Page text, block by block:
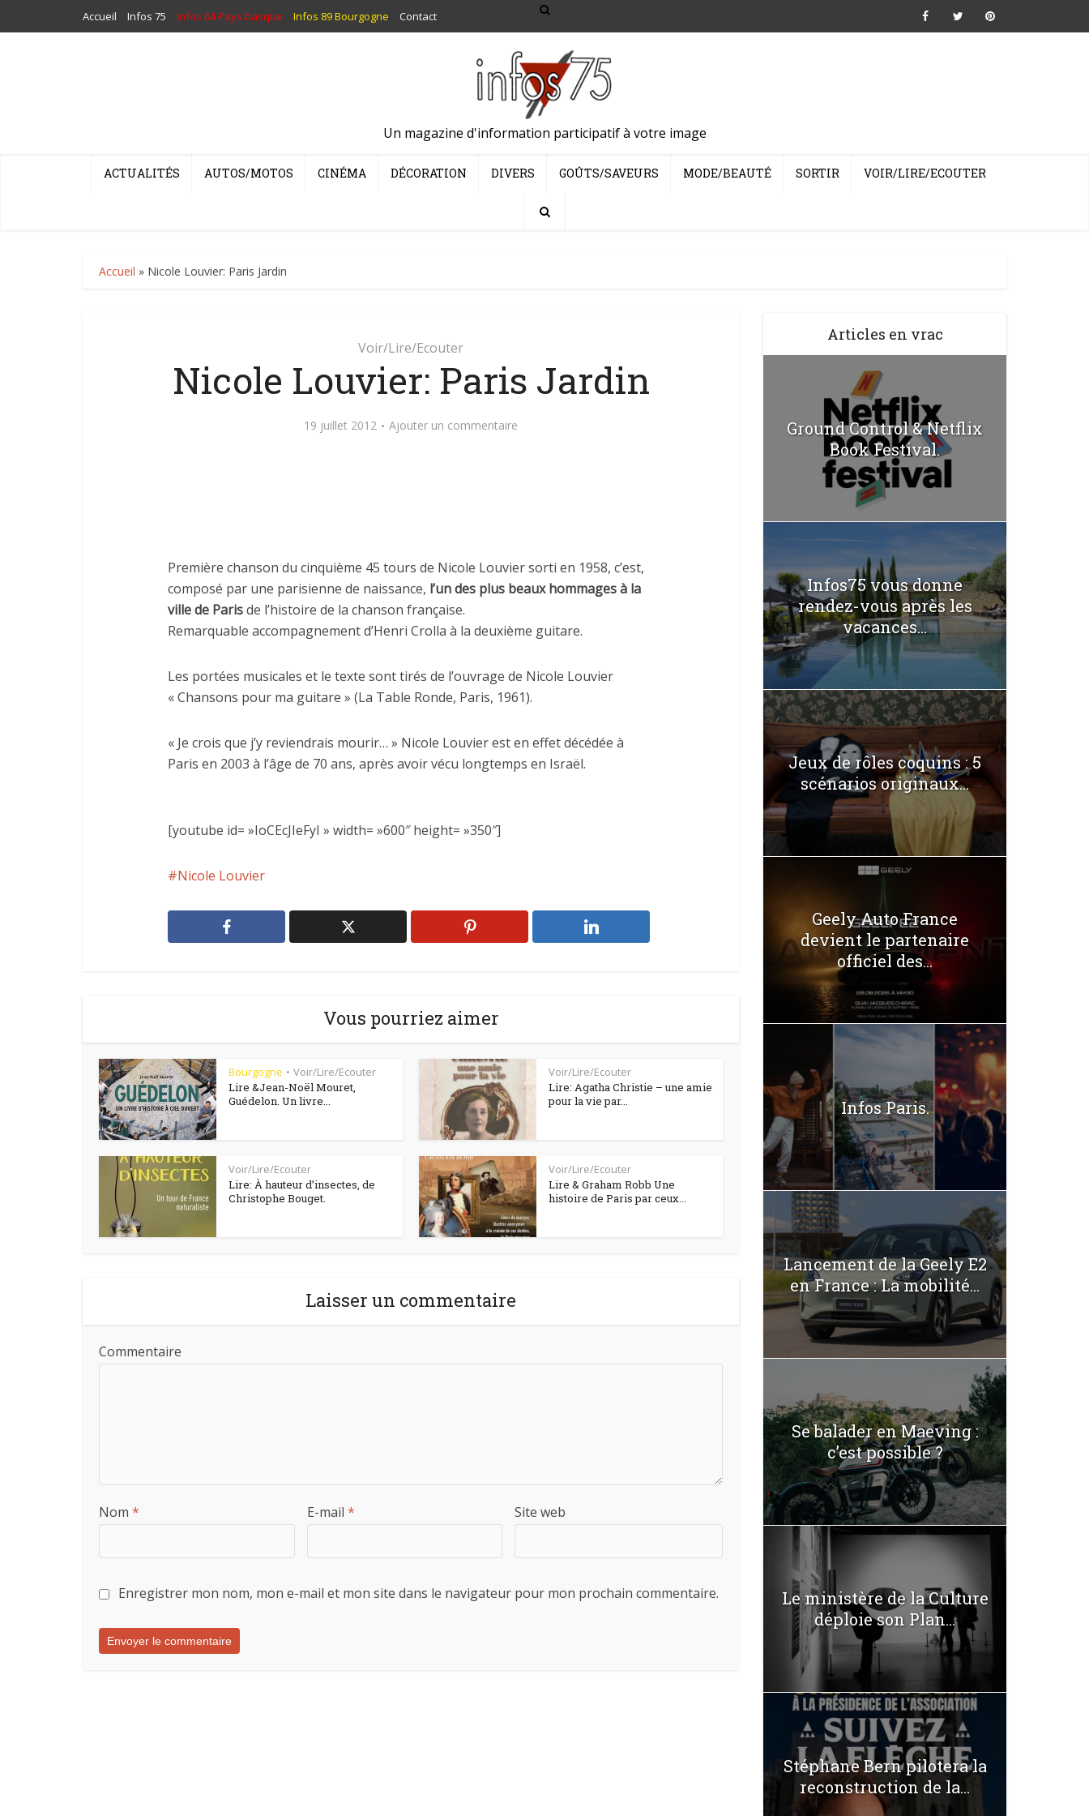
Accueil Infos 75 Infos 64 Pays basque Infos 89 Bourgogne Contact
Un magazine d'information participatif à votre image
ACTUALITÉS AUTOS/MOTOS CINÉMA DÉCORATION DIVERS GOÛTS/SAVEURS MODE/BEAUTÉ SORTIR VOIR/LIRE/ECOUTER
Accueil » Nicole Louvier: Paris Jardin
Voir/Lire/Ecouter
Nicole Louvier: Paris Jardin
19 juillet 2012 Ajouter un commentaire
Première chanson du cinquième 45 tours de Nicole Louvier sorti en 1958, c’est,
composé par une parisienne de naissance, l’un des plus beaux hommages à la
ville de Parisde l’histoire de la chanson française.
Remarquable accompagnement d’Henri Crolla à la deuxième guitare.
Les portées musicales et le texte sont tirés de l’ouvrage de Nicole Louvier
« Chansons pour ma guitare » (La Table Ronde, Paris, 1961).
« Je crois que j’y reviendrais mourir… » Nicole Louvier est en effet décédée à
Paris en 2003 à l’âge de 70 ans, après avoir vécu longtemps en Israël.
[youtube id= »IoCEcJIeFyI » width= »600″ height= »350″]
Nicole Louvier
Vous pourriez aimer
Bourgogne • Voir/Lire/Ecouter
Lire &Jean-Noël Mouret,
Guédelon. Un livre...
Voir/Lire/Ecouter
Lire: Agatha Christie – une amie
pour la vie par...
Voir/Lire/Ecouter
Lire: À hauteur d’insectes, de
Christophe Bouget.
Voir/Lire/Ecouter
Lire & Graham Robb Une
histoire de Paris par ceux...
Laisser un commentaire
Commentaire
Nom * E-mail * Site web
Enregistrer mon nom, mon e-mail et mon site dans le navigateur pour mon prochain commentaire.
Articles en vrac
Ground Control & Netflix
Book Festival.
Infos75 vous donne
rendez-vous après les
vacances...
Jeux de rôles coquins : 5
scénarios originaux...
Geely Auto France
devient le partenaire
officiel des...
Infos Paris.
Lancement de la Geely E2
en France : La mobilité...
Se balader en Maeving :
c’est possible ?
Le ministère de la Culture
déploie son Plan...
Stéphane Bern pilotera la
reconstruction de la...